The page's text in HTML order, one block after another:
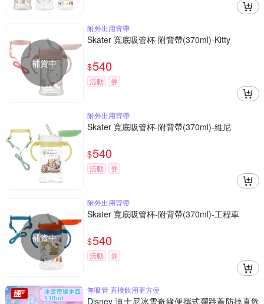
補貨中
附外出用背帶
Skater 寬底吸管杯-附背帶(370ml)-Kitty
$540
活動 券
附外出用背帶
Skater 寬底吸管杯-附背帶(370ml)-維尼
$540
活動 券
補貨中
附外出用背帶
Skater 寬底吸管杯-附背帶(370ml)-工程車
$540
活動 券
無吸管 直接飲用更方便
Disney 迪士尼冰雪奇緣便攜式彈跳蓋防摔直飲